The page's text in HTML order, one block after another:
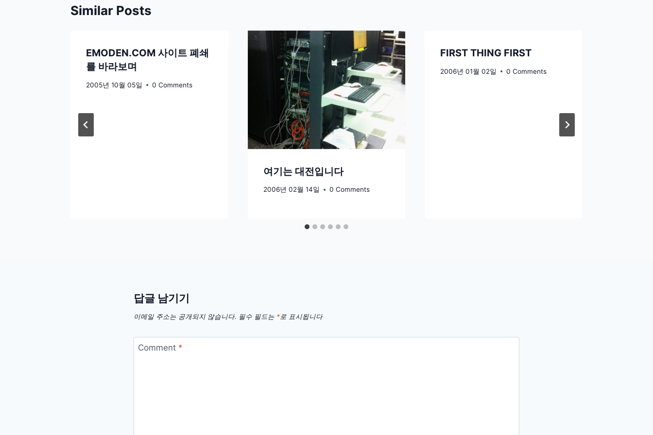
Similar Posts
EMODEN.COM 사이트 폐쇄
를 바라보며
2005년 10월 05일 0 Comments
여기는 대전입니다
2006년 02월 14일 0 Comments
FIRST THING FIRST
2006년 01월 02일 0 Comments
답글 남기기
이메일 주소는 공개되지 않습니다. 필수 필드는 *로 표시됩니다
Comment *